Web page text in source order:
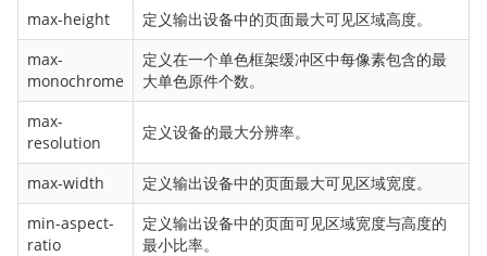
filter
flex
flex-basis
flex-direction
flex-flow
flex-grow
flex-shrink
flex-wrap
max-height
定义输出设备中的页面最大可见区域高度。
max-
monochrome
定义在一个单色框架缓冲区中每像素包含的最
大单色原件个数。
max-
resolution
定义设备的最大分辨率。
max-width
定义输出设备中的页面最大可见区域宽度。
min-aspect-
ratio
定义输出设备中的页面可见区域宽度与高度的
最小比率。